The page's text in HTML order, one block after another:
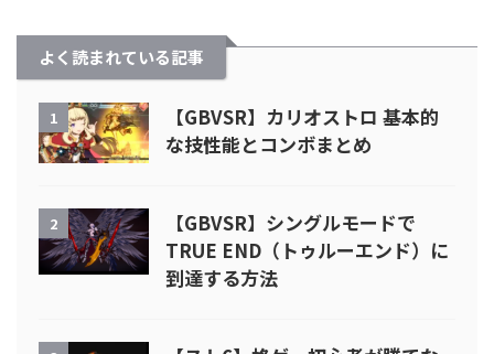
よく読まれている記事
1
【GBVSR】カリオストロ 基本的
な技性能とコンボまとめ
2
【GBVSR】シングルモードで
TRUE END（トゥルーエンド）に
到達する方法